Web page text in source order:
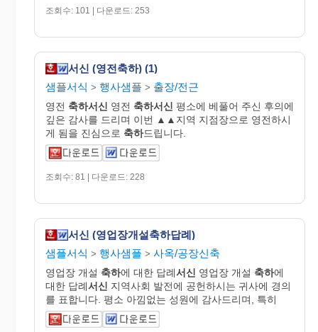
조회수: 101 | 다운로드: 253
서신 (영전축하) (1)
샘플서식 > 행사샘플 > 출장/전근
영전 축하서신 영전 축하서신 평소에 베풀어 주신 후의에
깊은 감사를 드리며 이번 ▲▲지역 지점장으로 영전하시
게 됨을 진심으로 축하드립니다.
조회수: 81 | 다운로드: 228
서신 (영업장개설축하답례)
샘플서식 > 행사샘플 > 사옥/공장신축
영업장 개설 축하에 대한 답례서신 영업장 개설 축하에
대한 답례서신 지역사회 발전에 공헌하시는 귀사에 경의
를 표합니다. 평소 아낌없는 성원에 감사드리며, 특히